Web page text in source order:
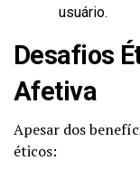
usuário.
Desafios
Afetiva
Apesar dos
éticos: